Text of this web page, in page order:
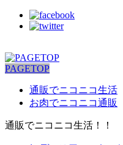
PAGETOP
通販でニコニコ生活
お肉でニコニコ通販
通販でニコニコ生活！！